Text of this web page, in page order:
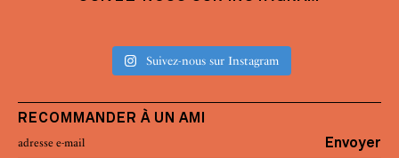
Suivez-nous sur Instagram
RECOMMANDER À UN AMI
Envoyer